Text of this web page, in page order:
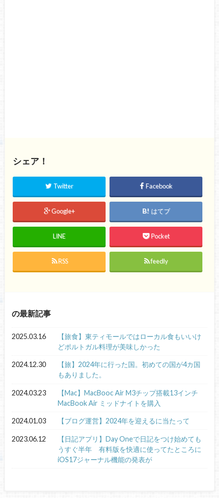
シェア！
Twitter Facebook
Google+ はてブ
LINE Pocket
RSS feedly
の最新記事
2025.03.16
【旅食】東ティモールではローカル食もいいけ
どポルトガル料理が美味しかった
2024.12.30
【旅】2024年に行った国。初めての国が4カ国
もありました。
2024.03.23
【Mac】MacBooc Air M3チップ搭載13インチ
MacBook Air ミッドナイトを購入
2024.01.03 【ブログ運営】2024年を迎えるに当たって
2023.06.12
【日記アプリ】Day Oneで日記をつけ始めても
うすぐ半年 有料版を快適に使ってたところに
iOS17ジャーナル機能の発表が